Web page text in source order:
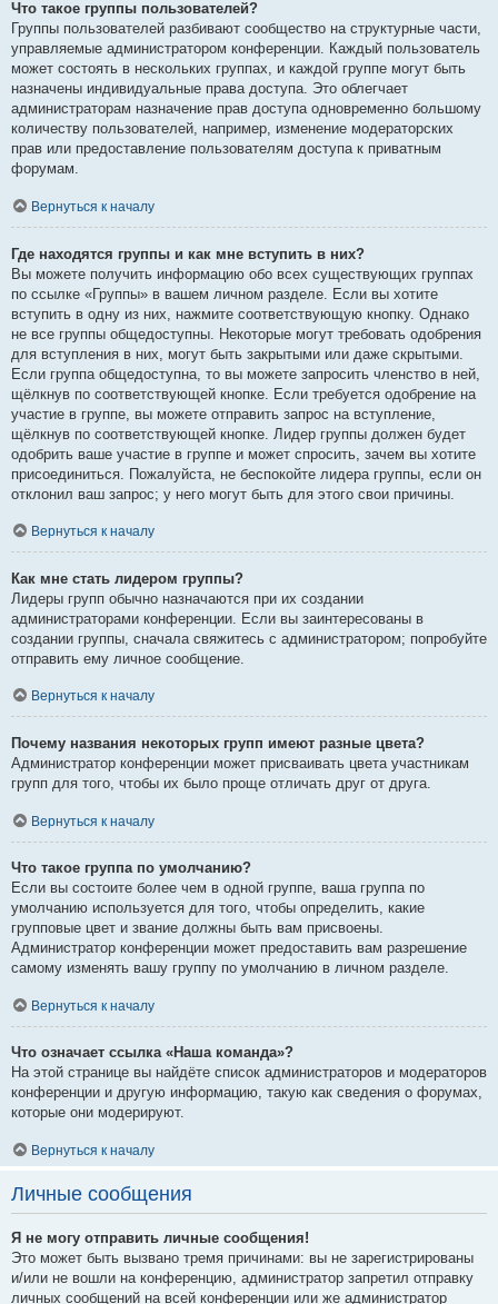
Что такое группы пользователей?
Группы пользователей разбивают сообщество на структурные части,
управляемые администратором конференции. Каждый пользователь
может состоять в нескольких группах, и каждой группе могут быть
назначены индивидуальные права доступа. Это облегчает
администраторам назначение прав доступа одновременно большому
количеству пользователей, например, изменение модераторских
прав или предоставление пользователям доступа к приватным
форумам.
Вернуться к началу
Где находятся группы и как мне вступить в них?
Вы можете получить информацию обо всех существующих группах
по ссылке «Группы» в вашем личном разделе. Если вы хотите
вступить в одну из них, нажмите соответствующую кнопку. Однако
не все группы общедоступны. Некоторые могут требовать одобрения
для вступления в них, могут быть закрытыми или даже скрытыми.
Если группа общедоступна, то вы можете запросить членство в ней,
щёлкнув по соответствующей кнопке. Если требуется одобрение на
участие в группе, вы можете отправить запрос на вступление,
щёлкнув по соответствующей кнопке. Лидер группы должен будет
одобрить ваше участие в группе и может спросить, зачем вы хотите
присоединиться. Пожалуйста, не беспокойте лидера группы, если он
отклонил ваш запрос; у него могут быть для этого свои причины.
Вернуться к началу
Как мне стать лидером группы?
Лидеры групп обычно назначаются при их создании
администраторами конференции. Если вы заинтересованы в
создании группы, сначала свяжитесь с администратором; попробуйте
отправить ему личное сообщение.
Вернуться к началу
Почему названия некоторых групп имеют разные цвета?
Администратор конференции может присваивать цвета участникам
групп для того, чтобы их было проще отличать друг от друга.
Вернуться к началу
Что такое группа по умолчанию?
Если вы состоите более чем в одной группе, ваша группа по
умолчанию используется для того, чтобы определить, какие
групповые цвет и звание должны быть вам присвоены.
Администратор конференции может предоставить вам разрешение
самому изменять вашу группу по умолчанию в личном разделе.
Вернуться к началу
Что означает ссылка «Наша команда»?
На этой странице вы найдёте список администраторов и модераторов
конференции и другую информацию, такую как сведения о форумах,
которые они модерируют.
Вернуться к началу
Личные сообщения
Я не могу отправить личные сообщения!
Это может быть вызвано тремя причинами: вы не зарегистрированы
и/или не вошли на конференцию, администратор запретил отправку
личных сообщений на всей конференции или же администратор